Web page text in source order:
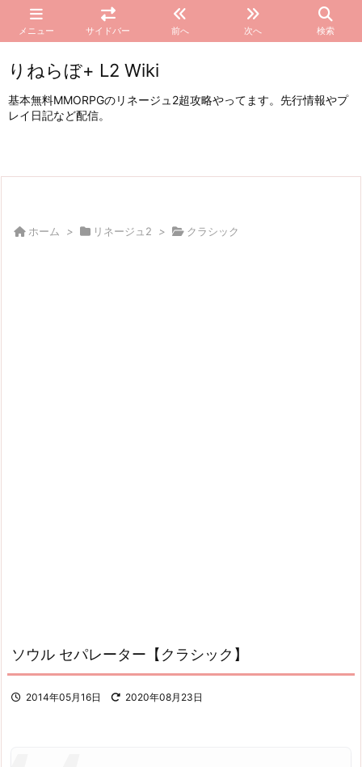
メニュー サイドバー 前へ 次へ 検索
りねらぼ+ L2 Wiki
基本無料MMORPGのリネージュ2超攻略やってます。先行情報やプ
レイ日記など配信。
ホーム > リネージュ2 > クラシック
ソウル セパレーター【クラシック】
2014年05月16日 2020年08月23日